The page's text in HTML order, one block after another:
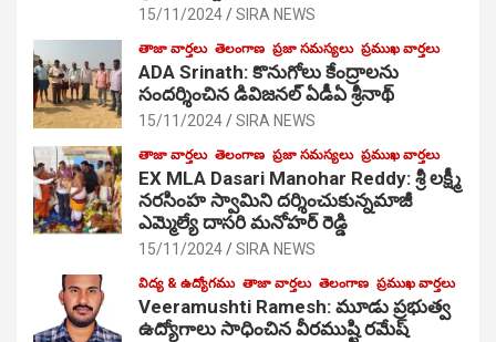
15/11/2024 SIRA NEWS
తాజా వార్తలు తెలంగాణ ప్రజా సమస్యలు ప్రముఖ వార్తలు
ADA Srinath: కొనుగోలు కేంద్రాల‌ను
సంద‌ర్శించిన డివిజనల్ ఏడీఏ శ్రీనాథ్
15/11/2024 SIRA NEWS
తాజా వార్తలు తెలంగాణ ప్రజా సమస్యలు ప్రముఖ వార్తలు
EX MLA Dasari Manohar Reddy: శ్రీ లక్ష్మీ
నరసింహ స్వామిని దర్శించుకున్నమాజీ
ఎమ్మెల్యే దాసరి మనోహర్ రెడ్డి
15/11/2024 SIRA NEWS
విద్య & ఉద్యోగము తాజా వార్తలు తెలంగాణ ప్రముఖ వార్తలు
Veeramushti Ramesh: మూడు ప్రభుత్వ
ఉద్యోగాలు సాధించిన వీరముష్టి రమేష్